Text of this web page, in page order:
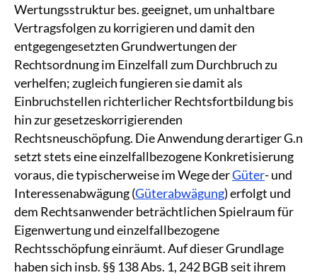
Wertungsstruktur bes. geeignet, um unhaltbare
Vertragsfolgen zu korrigieren und damit den
entgegengesetzten Grundwertungen der
Rechtsordnung im Einzelfall zum Durchbruch zu
verhelfen; zugleich fungieren sie damit als
Einbruchstellen richterlicher Rechtsfortbildung bis
hin zur gesetzeskorrigierenden
Rechtsneuschöpfung. Die Anwendung derartiger G.n
setzt stets eine einzelfallbezogene Konkretisierung
voraus, die typischerweise im Wege derGüter- und
Interessenabwägung (Güterabwägung) erfolgt und
dem Rechtsanwender beträchtlichen Spielraum für
Eigenwertung und einzelfallbezogene
Rechtsschöpfung einräumt. Auf dieser Grundlage
haben sich insb. §§ 138 Abs. 1, 242 BGB seit ihrem